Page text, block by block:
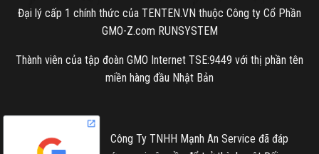
Đại lý cấp 1 chính thức của TENTEN.VN thuộc Công ty Cổ Phần
GMO-Z.com RUNSYSTEM
Thành viên của tập đoàn GMO Internet TSE:9449 với thị phần tên
miền hàng đầu Nhật Bản
Công Ty TNHH Mạnh An Service đã đáp